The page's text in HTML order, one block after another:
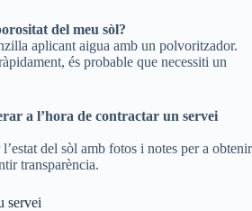
del meu sòl?
aplicant aigua amb un polvoritzador.
és probable que necessiti un
a l’hora de contractar un servei
del sòl amb fotos i notes per a obtenir
transparència.
servei